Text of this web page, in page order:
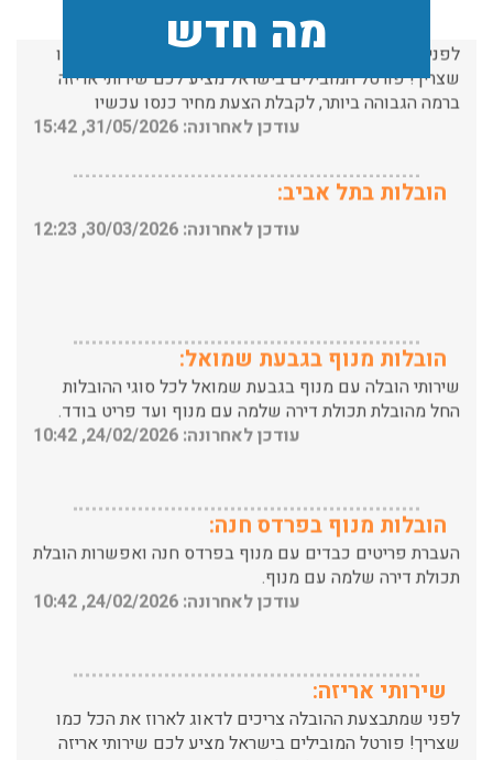
מה חדש
שצריך! פורטל המובילים בישראל מציע לכם שירותי אריזה
ברמה הגבוהה ביותר, לקבלת הצעת מחיר כנסו עכשיו
עודכן לאחרונה: 31/05/2026, 15:42
עודכן לאחרונה: 30/03/2026, 12:23
שירותי הובלה עם מנוף בגבעת שמואל לכל סוגי ההובלות
החל מהובלת תכולת דירה שלמה עם מנוף ועד פריט בודד.
עודכן לאחרונה: 24/02/2026, 10:42
העברת פריטים כבדים עם מנוף בפרדס חנה ואפשרות הובלת
תכולת דירה שלמה עם מנוף.
עודכן לאחרונה: 24/02/2026, 10:42
לפני שמתבצעת ההובלה צריכים לדאוג לארוז את הכל כמו
שצריך! פורטל המובילים בישראל מציע לכם שירותי אריזה
ברמה הגבוהה ביותר, לקבלת הצעת מחיר כנסו עכשיו
עודכן לאחרונה: 31/05/2026, 15:42